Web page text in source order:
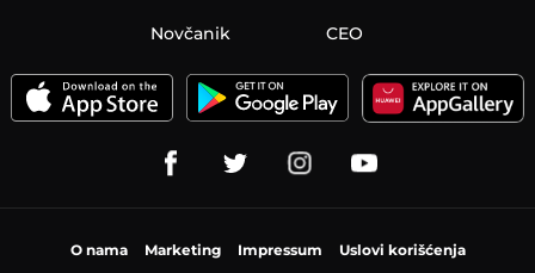
Novčanik CEO
O nama Marketing Impressum Uslovi korišćenja